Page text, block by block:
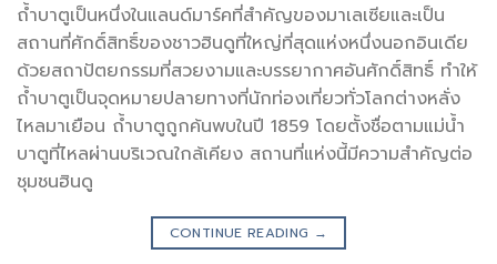
ถ้ำบาตูเป็นหนึ่งในแลนด์มาร์คที่สำคัญของมาเลเซียและเป็น
สถานที่ศักดิ์สิทธิ์ของชาวฮินดูที่ใหญ่ที่สุดแห่งหนึ่งนอกอินเดีย
ด้วยสถาปัตยกรรมที่สวยงามและบรรยากาศอันศักดิ์สิทธิ์ ทำให้
ถ้ำบาตูเป็นจุดหมายปลายทางที่นักท่องเที่ยวทั่วโลกต่างหลั่ง
ไหลมาเยือน ถ้ำบาตูถูกค้นพบในปี 1859 โดยตั้งชื่อตามแม่น้ำ
บาตูที่ไหลผ่านบริเวณใกล้เคียง สถานที่แห่งนี้มีความสำคัญต่อ
ชุมชนฮินดู
CONTINUE READING →